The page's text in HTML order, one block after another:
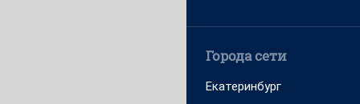
Города сети
Екатеринбург